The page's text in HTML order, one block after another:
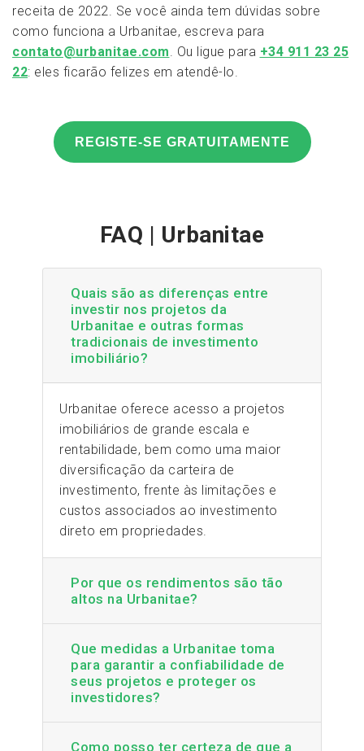
receita de 2022. Se você ainda tem dúvidas sobre
como funciona a Urbanitae, escreva para
contato@urbanitae.com. Ou ligue para +34 911 23 25
22: eles ficarão felizes em atendê-lo.
REGISTE-SE GRATUITAMENTE
FAQ | Urbanitae
Quais são as diferenças entre
investir nos projetos da
Urbanitae e outras formas
tradicionais de investimento
imobiliário?
Urbanitae oferece acesso a projetos
imobiliários de grande escala e
rentabilidade, bem como uma maior
diversificação da carteira de
investimento, frente às limitações e
custos associados ao investimento
direto em propriedades.
Por que os rendimentos são tão
altos na Urbanitae?
Que medidas a Urbanitae toma
para garantir a confiabilidade de
seus projetos e proteger os
investidores?
Como posso ter certeza de que a